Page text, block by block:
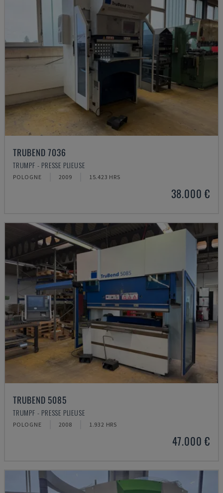
TRUBEND 7036
TRUMPF - PRESSE PLIEUSE
POLOGNE 2009 15.423 HRS
38.000 €
TRUBEND 5085
TRUMPF - PRESSE PLIEUSE
POLOGNE 2008 1.932 HRS
47.000 €